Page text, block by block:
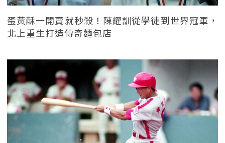
蛋黃酥一開賣就秒殺！陳耀訓從學徒到世界冠軍，
北上重生打造傳奇麵包店